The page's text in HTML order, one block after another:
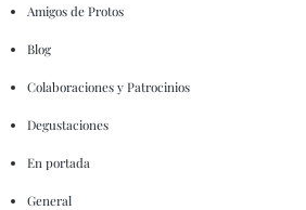
Amigos de Protos
Blog
Colaboraciones y Patrocinios
Degustaciones
En portada
General